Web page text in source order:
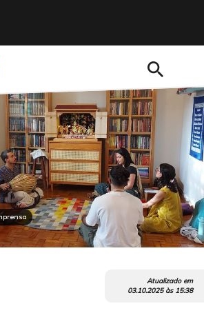
search
Atualizado em
03.10.2025às 15:38